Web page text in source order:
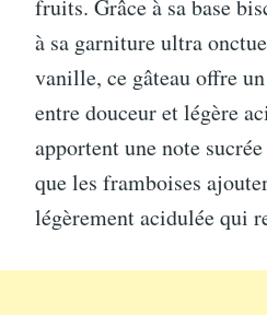
fruits. Grâce à sa base
à sa garniture ultra
vanille, ce gâteau offre
entre douceur et légère
apportent une note
que les framboises
légèrement acidulée qui